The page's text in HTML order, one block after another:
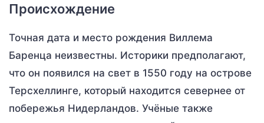
Происхождение
Точная дата и место рождения Виллема
Баренца неизвестны. Историки предполагают,
что он появился на свет в 1550 году на острове
Терсхеллинге, который находится севернее от
побережья Нидерландов. Учёные также